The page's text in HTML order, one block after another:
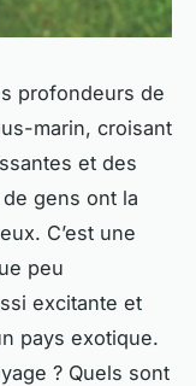
profondeurs de
marin, croisant
et des
gens ont la
C’est une
peu
excitante et
pays exotique.
? Quels sont